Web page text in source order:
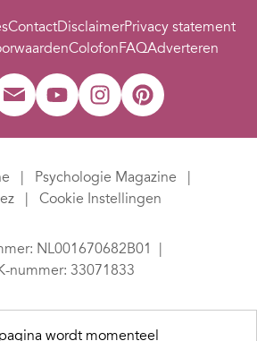
ContactDisclaimerPrivacy statement
ColofonFAQAdverteren
Psychologie Magazine
Cookie Instellingen
NL001670682B01
nummer: 33071833
wordt momenteel